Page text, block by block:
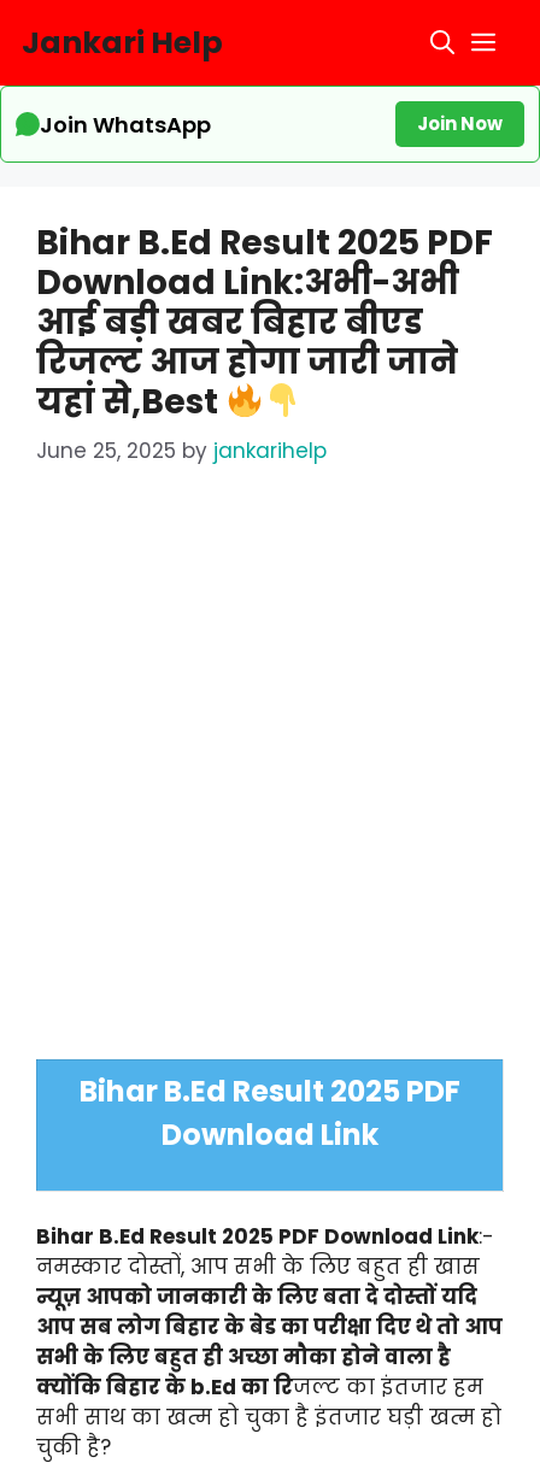
Jankari Help
Join WhatsApp Join Now
Bihar B.Ed Result 2025 PDF
Download Link:अभी-अभी
आई बड़ी खबर बिहार बीएड
रिजल्ट आज होगा जारी जाने
यहां से,Best
June 25, 2025 by jankarihelp
Bihar B.Ed Result 2025 PDF
Download Link
Bihar B.Ed Result 2025 PDF Download Link:-
नमस्कार दोस्तों, आप सभी के लिए बहुत ही खास
न्यूज़ आपको जानकारी के लिए बता दे दोस्तों यदि
आप सब लोग बिहार के बेड का परीक्षा दिए थे तो आप
सभी के लिए बहुत ही अच्छा मौका होने वाला है
क्योंकि बिहार के b.Ed का रिजल्ट का इंतजार हम
सभी साथ का खत्म हो चुका है इंतजार घड़ी खत्म हो
चुकी है?